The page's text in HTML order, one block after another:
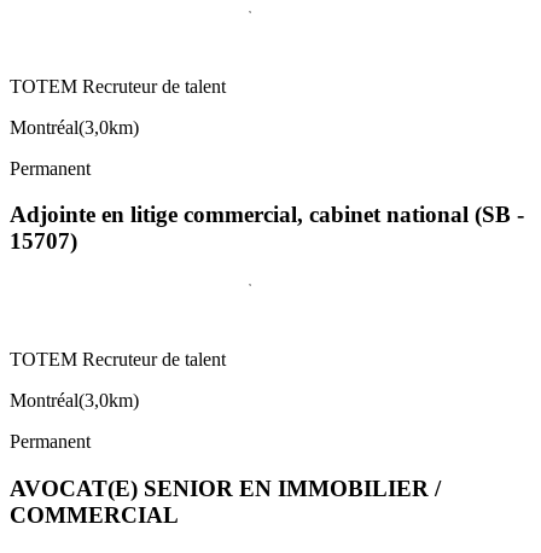
TOTEM Recruteur de talent
Montréal(3,0km)
Permanent
Adjointe en litige commercial, cabinet national (SB -
15707)
TOTEM Recruteur de talent
Montréal(3,0km)
Permanent
AVOCAT(E) SENIOR EN IMMOBILIER /
COMMERCIAL